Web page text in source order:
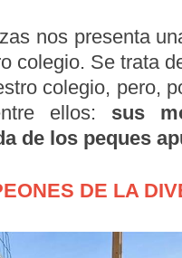
nos presenta
colegio. Se trata
colegio, pero,
ellos: sus
de los peques
DE LA